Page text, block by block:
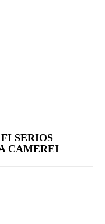
SERIOS
CAMEREI